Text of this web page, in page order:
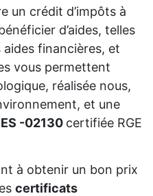
un crédit d’impôts à
d’aides, telles
aides financières, et
vous permettent
réalisée nous,
et une
-02130 certifiée RGE
à obtenir un bon prix
certificats